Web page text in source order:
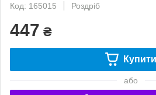
Код: 165015
Роздріб
447 ₴
Купити
або